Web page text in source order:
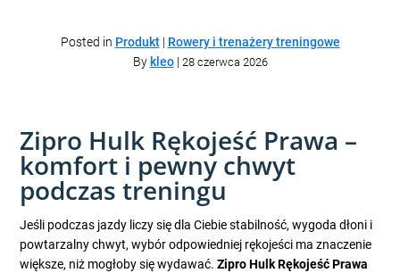
Posted in Produkt| Rowery i trenażery treningowe
By kleo| 28 czerwca 2026
Zipro Hulk Rękojeść Prawa –
komfort i pewny chwyt
podczas treningu
Jeśli podczas jazdy liczy się dla Ciebie stabilność, wygoda dłoni i
powtarzalny chwyt, wybór odpowiedniej rękojeści ma znaczenie
większe, niż mogłoby się wydawać.Zipro Hulk Rękojeść Prawa